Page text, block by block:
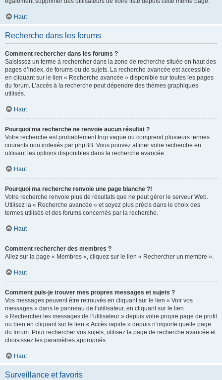
Haut
Recherche dans les forums
Comment rechercher dans les forums ?
Saisissez un terme à rechercher dans la zone de recherche située en haut des
pages d’index, de forums ou de sujets. La recherche avancée est accessible
en cliquant sur le lien « Recherche avancée » disponible sur toutes les pages
du forum. L’accès à la recherche peut dépendre des thèmes graphiques
utilisés.
Haut
Pourquoi ma recherche ne renvoie aucun résultat ?
Votre recherche est probablement trop vague ou comprend plusieurs termes
courants non indexés par phpBB. Vous pouvez affiner votre recherche en
utilisant les options disponibles dans la recherche avancée.
Haut
Pourquoi ma recherche renvoie une page blanche ?!
Votre recherche renvoie plus de résultats que ne peut gérer le serveur Web.
Utilisez la « Recherche avancée » et soyez plus précis dans le choix des
termes utilisés et des forums concernés par la recherche.
Haut
Comment rechercher des membres ?
Allez sur la page « Membres », cliquez sur le lien « Rechercher un membre ».
Haut
Comment puis-je trouver mes propres messages et sujets ?
Vos messages peuvent être retrouvés en cliquant sur le lien « Voir vos
messages » dans le panneau de l’utilisateur, en cliquant sur le lien
« Rechercher les messages de l’utilisateur » depuis votre propre page de profil
ou bien en cliquant sur le lien « Accès rapide » depuis n’importe quelle page
du forum. Pour rechercher vos sujets, utilisez la page de recherche avancée et
choisissez les paramètres appropriés.
Haut
Surveillance et favoris